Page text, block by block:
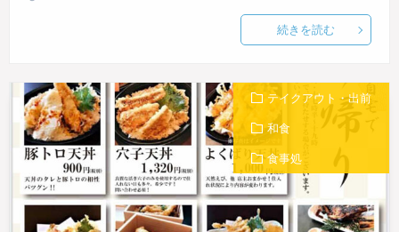
続きを読む
テイクアウト・出前
和食
食事処